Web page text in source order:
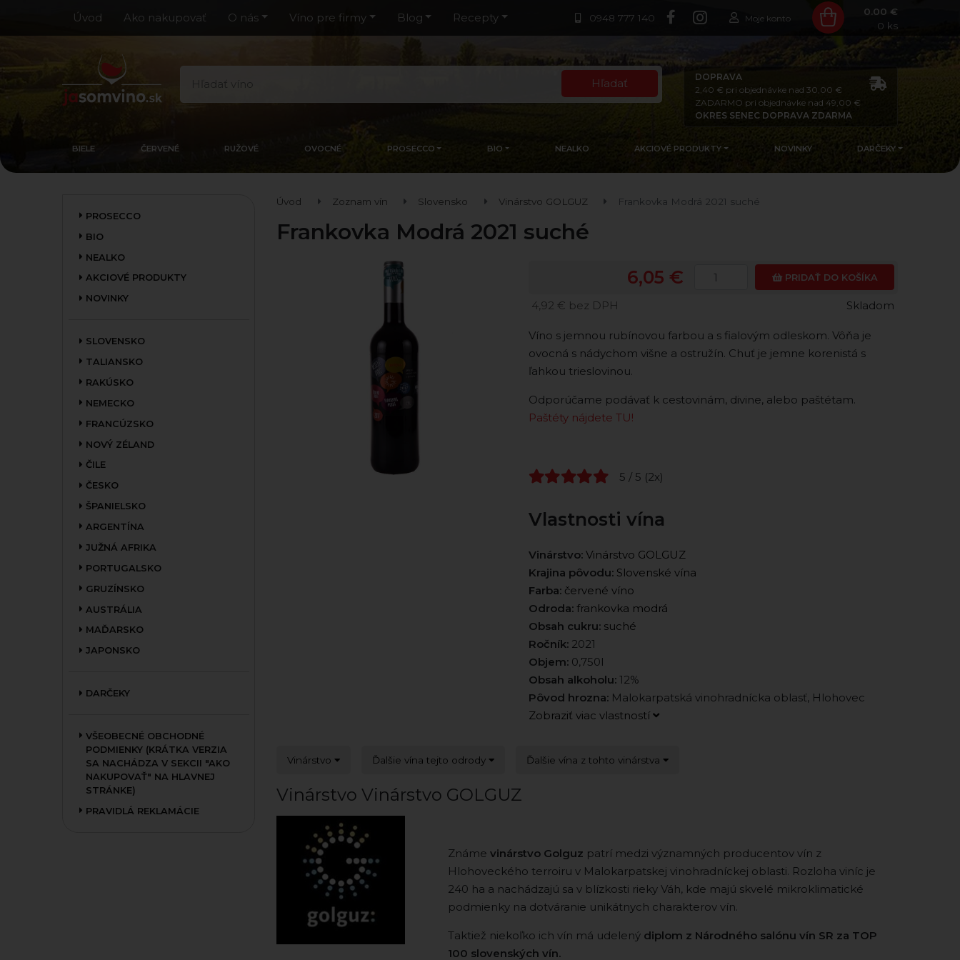
0948 777 140
Úvod Ako nakupovať O nás Víno pre firmy Blog Recepty Moje konto
0.00 €
0 ks
Hľadať
DOPRAVA
2,40 € pri objednávke nad 30,00 €
ZADARMO pri objednávke nad 49,00 €
OKRES SENEC DOPRAVA ZDARMA
BIELE ČERVENÉ RUŽOVÉ OVOCNÉ PROSECCO BIO NEALKO AKCIOVÉ PRODUKTY NOVINKY DARČEKY
PROSECCO
BIO
NEALKO
AKCIOVÉ PRODUKTY
NOVINKY
SLOVENSKO
TALIANSKO
RAKÚSKO
NEMECKO
FRANCÚZSKO
NOVÝ ZÉLAND
ČILE
ČESKO
ŠPANIELSKO
ARGENTÍNA
JUŽNÁ AFRIKA
PORTUGALSKO
GRUZÍNSKO
AUSTRÁLIA
MAĎARSKO
JAPONSKO
DARČEKY
VŠEOBECNÉ OBCHODNÉ
PODMIENKY (KRÁTKA VERZIA
SA NACHÁDZA V SEKCII "AKO
NAKUPOVAŤ" NA HLAVNEJ
STRÁNKE)
PRAVIDLÁ REKLAMÁCIE
Úvod Zoznam vín Slovensko Vinárstvo GOLGUZ Frankovka Modrá 2021 suché
Frankovka Modrá 2021 suché
6,05 €
4,92 € bez DPH
PRIDAŤ DO KOŠÍKA
Skladom
Víno s jemnou rubínovou farbou a s fialovým odleskom. Vôňa je
ovocná s nádychom višne a ostružín. Chuť je jemne korenistá s
ľahkou trieslovinou.
Odporúčame podávať k cestovinám, divine, alebo paštétam.
Paštéty nájdete TU!
5 / 5 (2x)
Vlastnosti vína
Vinárstvo: Vinárstvo GOLGUZ
Krajina pôvodu: Slovenské vína
Farba: červené víno
Odroda: frankovka modrá
Obsah cukru: suché
Ročník:2021
Objem:0,750l
Obsah alkoholu:12%
Pôvod hrozna:Malokarpatská vinohradnícka oblasť, Hlohovec
Zobraziť viac vlastností
Vinárstvo Ďalšie vína tejto odrody Ďalšie vína z tohto vinárstva
Vinárstvo Vinárstvo GOLGUZ
Známe vinárstvo Golguz patrí medzi významných producentov vín z
Hlohoveckého terroiru v Malokarpatskej vinohradníckej oblasti. Rozloha viníc je
240 ha a nachádzajú sa v blízkosti rieky Váh, kde majú skvelé mikroklimatické
podmienky na dotváranie unikátnych charakterov vín.
Taktiež niekoľko ich vín má udelený diplom z Národného salónu vín SR za TOP
100 slovenských vín.